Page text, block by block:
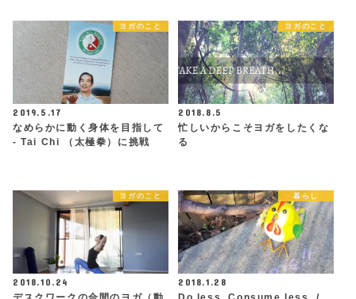
ヨガのこと
2019.5.17
なめらかに動く身体を目指して
- Tai Chi （太極拳）に挑戦
ヨガのこと
2018.8.5
忙しいからこそヨガをしたくな
る
ヨガのこと
2018.10.24
暮らし
2018.1.28